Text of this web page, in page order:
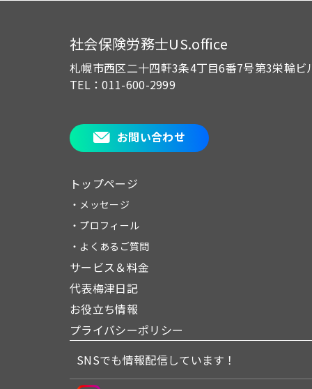
社会保険労務士US.office
札幌市西区二十四軒3条4丁目6番7号第3栄輪ビ
TEL：011-600-2999
お問い合わせ
トップページ
・メッセージ
・プロフィール
・よくあるご質問
サービス＆料金
代表梅津日記
お役立ち情報
プライバシーポリシー
SNSでも情報配信しています！